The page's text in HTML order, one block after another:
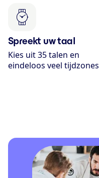
Spreekt uw taal
Kies uit 35 talen en
eindeloos veel tijdzones